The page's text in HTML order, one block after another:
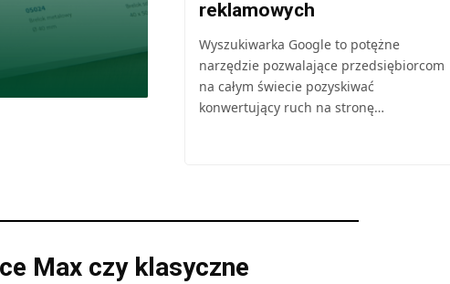
reklamowych
Wyszukiwarka Google to potężne
narzędzie pozwalające przedsiębiorcom
na całym świecie pozyskiwać
konwertujący ruch na stronę…
Max czy klasyczne